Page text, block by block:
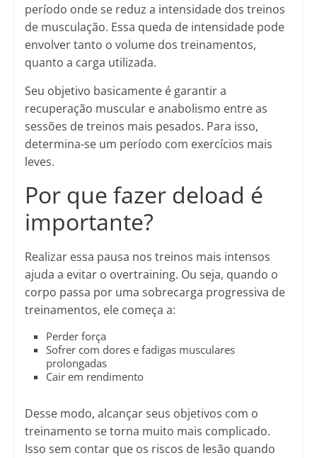
período onde se reduz a intensidade dos treinos
de musculação. Essa queda de intensidade pode
envolver tanto o volume dos treinamentos,
quanto a carga utilizada.
Seu objetivo basicamente é garantir a
recuperação muscular e anabolismo entre as
sessões de treinos mais pesados. Para isso,
determina-se um período com exercícios mais
leves.
Por que fazer deload é
importante?
Realizar essa pausa nos treinos mais intensos
ajuda a evitar o overtraining. Ou seja, quando o
corpo passa por uma sobrecarga progressiva de
treinamentos, ele começa a:
Perder força
Sofrer com dores e fadigas musculares
prolongadas
Cair em rendimento
Desse modo, alcançar seus objetivos com o
treinamento se torna muito mais complicado.
Isso sem contar que os riscos de lesão quando